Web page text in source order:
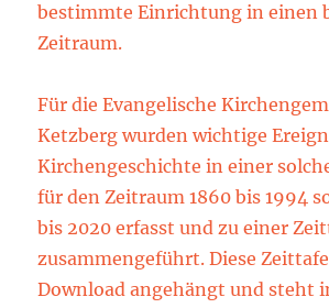
bestimmte Einrichtung in einen
Zeitraum.
Für die Evangelische
Ketzberg wurden wichtige
Kirchengeschichte in einer
für den Zeitraum 1860 bis 1994
bis 2020 erfasst und zu einer
zusammengeführt. Diese
Download angehängt und steht